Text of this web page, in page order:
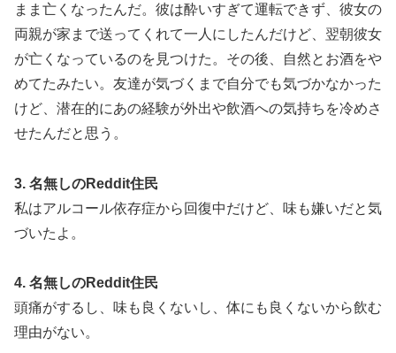
まま亡くなったんだ。彼は酔いすぎて運転できず、彼女の
両親が家まで送ってくれて一人にしたんだけど、翌朝彼女
が亡くなっているのを見つけた。その後、自然とお酒をや
めてたみたい。友達が気づくまで自分でも気づかなかった
けど、潜在的にあの経験が外出や飲酒への気持ちを冷めさ
せたんだと思う。
3. 名無しのReddit住民
私はアルコール依存症から回復中だけど、味も嫌いだと気
づいたよ。
4. 名無しのReddit住民
頭痛がするし、味も良くないし、体にも良くないから飲む
理由がない。